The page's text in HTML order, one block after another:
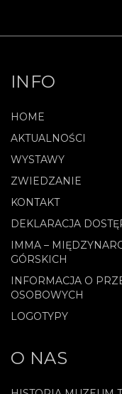
INFO
HOME
AKTUALNOŚCI
WYSTAWY
ZWIEDZANIE
KONTAKT
DEKLARACJA
IMMA –
GÓRSKICH
INFORMACJA O
OSOBOWYCH
LOGOTYPY
O NAS